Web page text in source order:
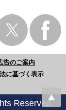
告のご案内
に基づく表示
Reserved